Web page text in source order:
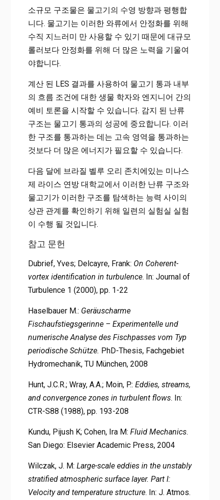
소규모 구조물은 물고기의 수영 방향과 평행합
니다. 물고기는 이러한 와류에서 안정화를 위해
수직 지느러미 만 사용할 수 있기 때문에 대규모
롤러보다 안정화를 위해 더 많은 노력을 기울여
야합니다.
계산 된 LES 결과를 사용하여 물고기 통과 내부
의 흐름 조건에 대한 생물 학자와 엔지니어 간의
예비 토론을 시작할 수 있습니다. 감지 된 난류
구조는 물고기 통과의 성공에 중요합니다. 이러
한 구조를 통과하는 데는 고속 영역을 통과하는
것보다 더 많은 에너지가 필요할 수 있습니다.
다음 달에 브라질 벨루 오리 존치에있는 미나스
제 라이스 연방 대학교에서 이러한 난류 구조와
물고기가 이러한 구조를 탐색하는 능력 사이의
상관 관계를 확인하기 위해 일련의 실험실 실험
이 수행 될 것입니다.
참고 문헌
Dubrief, Yves; Delcayre, Frank: On Coherent-
vortex identification in turbulence. In: Journal of
Turbulence 1 (2000), pp. 1-22
Haselbauer M.: Geräuscharme
Fischaufstiegsgerinne – Experimentelle und
numerische Analyse des Fischpasses vom Typ
periodische Schütze. PhD-Thesis, Fachgebiet
Hydromechanik, TU München, 2008
Hunt, J.C.R.; Wray, A.A.; Moin, P.: Eddies, streams,
and convergence zones in turbulent flows. In:
CTR-S88 (1988), pp. 193-208
Kundu, Pijush K; Cohen, Ira M: Fluid Mechanics.
San Diego: Elsevier Academic Press, 2004
Wilczak, J. M: Large-scale eddies in the unstably
stratified atmospheric surface layer. Part I:
Velocity and temperature structure. In: J. Atmos.